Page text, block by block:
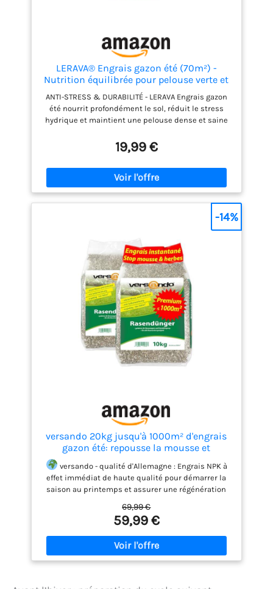
LERAVA® Engrais gazon été (70m²) -
Nutrition équilibrée pour pelouse verte et
dense - anti mousse gazon granulés riche
en azote - Croissance résistance à la
sécheresse - Idéal entretien pelouse jardin
ANTI-STRESS & DURABILITÉ - LERAVA Engrais gazon
été nourrit profondément le sol, réduit le stress
hydrique et maintient une pelouse dense et saine
RÉSISTANCE ACCRUE DU GAZON - Grâce à sa teneur
équilibrée en potassium, cet engrais pelouse
renforce la structure du gazon, améliore la
résistance aux maladies et conserve un aspect vert
durable. ACTIVITÉ BIOLOGIQUE RENFORCÉE - Cet
engrais pour pelouses stimule la vie microbienne
du sol, favorise l’aération naturelle et permet une
granulométrie d' engrais pelouse fine permet une
répartition homogène. Assure un gazon uniforme,
parfaitement compatible avec les tondeuses
automatiques modernes. FORMULE ESTIVALE –
Engrais gazon à composition spéciale pour la
période de juin à septembre. Dose recommandée :
25 g/m² (2,5 kg pour 100 m²) pour une croissance
uniforme et une pelouse verte et dense.
19,99 €
versando 20kg jusqu'à 1000m² d'engrais
gazon été: repousse la mousse et
versando - qualité d'Allemagne : Engrais NPK à
effet immédiat de haute qualité pour démarrer la
saison au printemps et assurer une régénération
jardin et testé dans des conditions réelles.
rapide : Favorise en peu de temps une croissance
visible et un gazon bien vert, idéal après l’hiver ou
en cas de pelouse affaiblie.
Revitalise les zones
sollicitées : Soutient la récupération du gazon
départ au printemps et élimine naturellement la
69,99 €
59,99 €
-14%